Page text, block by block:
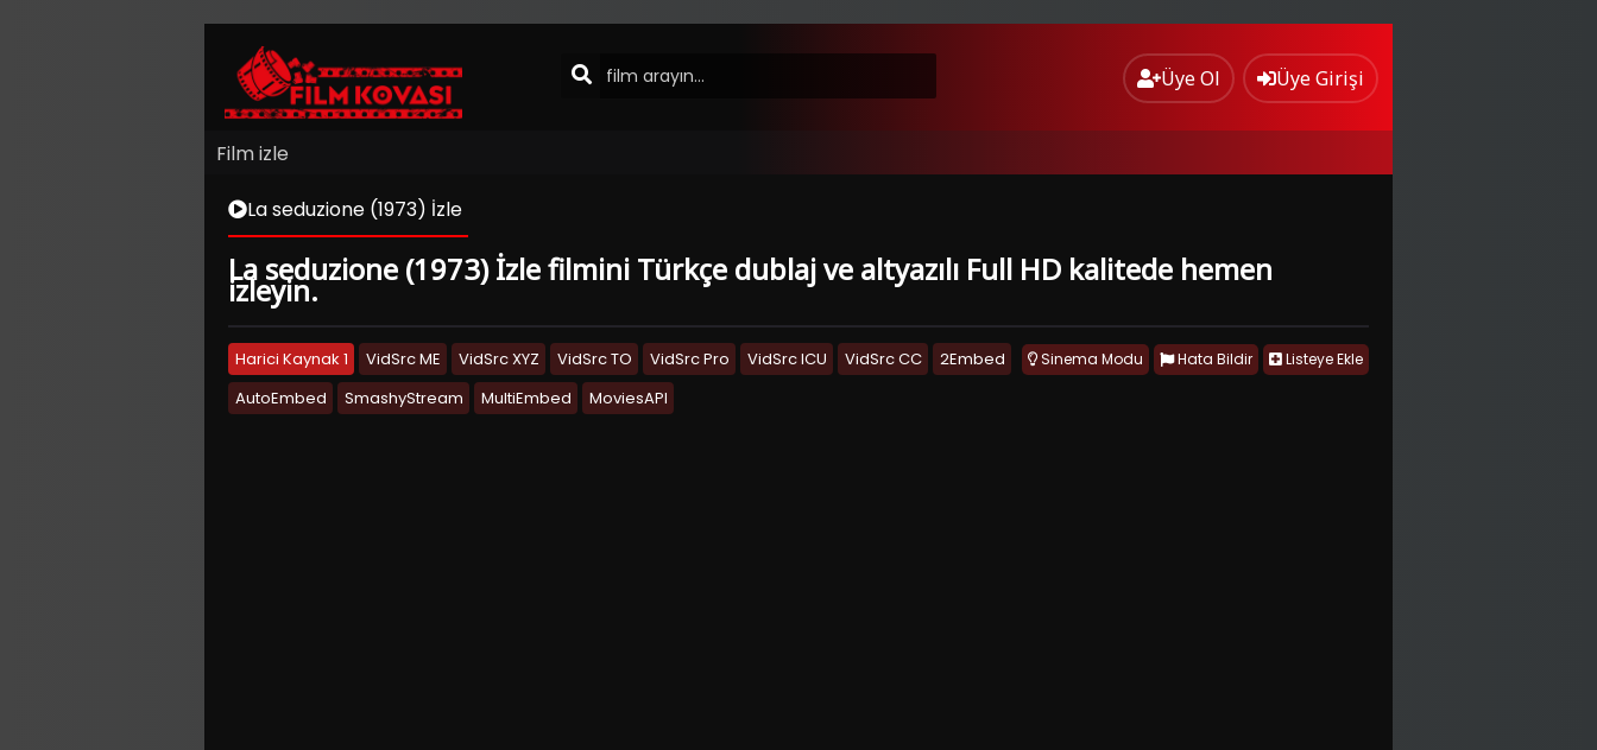
Üye Ol Üye Girişi
Film izle
La seduzione (1973) İzle
La seduzione (1973) İzle filmini Türkçe dublaj ve altyazılı Full HD kalitede hemen
izleyin.
Harici Kaynak 1 VidSrc ME VidSrc XYZ VidSrc TO VidSrc Pro VidSrc ICU VidSrc CC
2Embed
AutoEmbed
SmashyStream MultiEmbed MoviesAPI
Listeye Ekle
Hata Bildir
Sinema Modu